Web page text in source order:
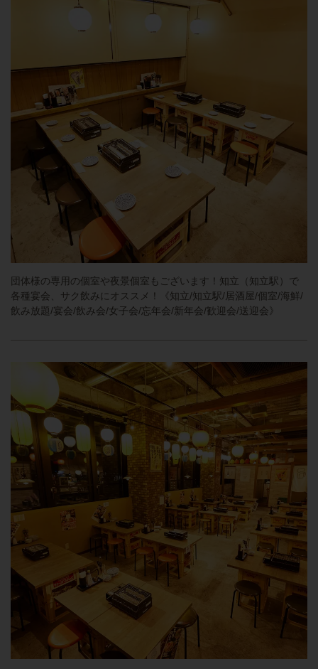
団体様の専用の個室や夜景個室もございます！知立（知立駅）で
各種宴会、サク飲みにオススメ！《知立/知立駅/居酒屋/個室/海鮮/
飲み放題/宴会/飲み会/女子会/忘年会/新年会/歓迎会/送迎会》